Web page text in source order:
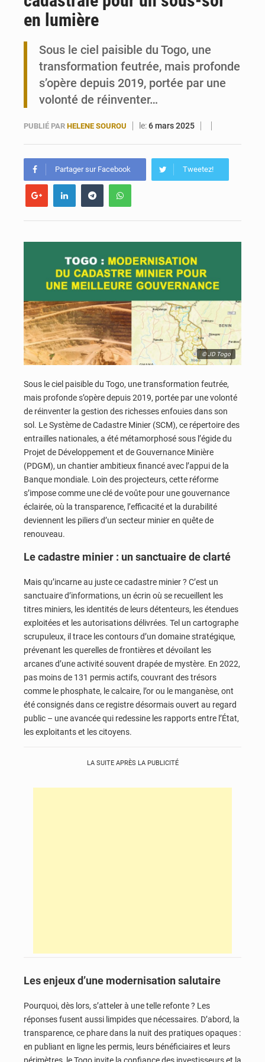
Syrie : Explosion mortelle sur un minibus à Jaramana (Damas)
en lumière
Sous le ciel paisible du Togo, une
transformation feutrée, mais profonde
s’opère depuis 2019, portée par une
volonté de réinventer…
PUBLIÉ PAR HELENE SOUROU le:6 mars 2025
Partager sur Facebook Tweetez!
© JD Togo
Sous le ciel paisible du Togo, une transformation feutrée,
mais profonde s’opère depuis 2019, portée par une volonté
de réinventer la gestion des richesses enfouies dans son
sol. Le Système de Cadastre Minier (SCM), ce répertoire des
entrailles nationales, a été métamorphosé sous l’égide du
Projet de Développement et de Gouvernance Minière
(PDGM), un chantier ambitieux financé avec l’appui de la
Banque mondiale. Loin des projecteurs, cette réforme
s’impose comme une clé de voûte pour une gouvernance
éclairée, où la transparence, l’efficacité et la durabilité
deviennent les piliers d’un secteur minier en quête de
renouveau.
Le cadastre minier : un sanctuaire de clarté
Mais qu’incarne au juste ce cadastre minier ? C’est un
sanctuaire d’informations, un écrin où se recueillent les
titres miniers, les identités de leurs détenteurs, les étendues
exploitées et les autorisations délivrées. Tel un cartographe
scrupuleux, il trace les contours d’un domaine stratégique,
prévenant les querelles de frontières et dévoilant les
arcanes d’une activité souvent drapée de mystère. En 2022,
pas moins de 131 permis actifs, couvrant des trésors
comme le phosphate, le calcaire, l’or ou le manganèse, ont
été consignés dans ce registre désormais ouvert au regard
public – une avancée qui redessine les rapports entre l’État,
les exploitants et les citoyens.
LA SUITE APRÈS LA PUBLICITÉ
Les enjeux d’une modernisation salutaire
Pourquoi, dès lors, s’atteler à une telle refonte ? Les
réponses fusent aussi limpides que nécessaires. D’abord, la
transparence, ce phare dans la nuit des pratiques opaques :
en publiant en ligne les permis, leurs bénéficiaires et leurs
périmètres, le Togo invite la confiance des investisseurs et la